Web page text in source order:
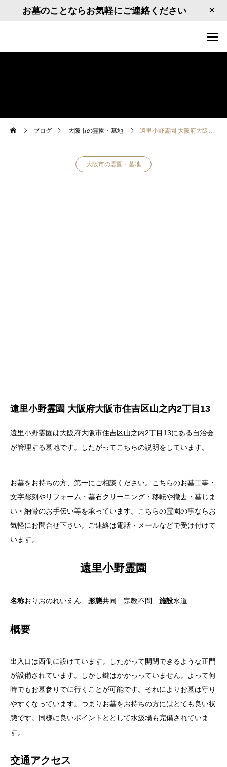
お墓のことならお気軽にご連絡ください
ブログ 大阪市の霊園・墓地 遠里小野霊園 大阪府大阪市住吉区山之内2丁目13
大阪市の霊園・墓地
遠里小野霊園 大阪府大阪市住吉区山之内2丁目13
遠里小野霊園は大阪府大阪市住吉区山之内2丁目13にある自治会
が管理する墓地です。したがってこちらの説明をしています。
お墓をお持ちの方、第一にご相談ください。こちらのお墓工事・
文字彫刻やリフォーム・墓石クリーニング・移転や撤去・墓じま
い・納骨のお手伝い等を承っています。こちらの霊園の事ならお
気軽にお問合せ下さい。ご連絡は電話・メールなどで受け付けて
います。
遠里小野霊園
名称おりおのれいえん 形態共同 宗教不問 施設水道
概要
出入口は西側に設けています。したがって開閉できるような正門
が設備されています。しかし鍵はかかっっていません。よって何
時でもお墓参りでに行くことが可能です。それによりお墓は守り
やすくなっています。つまりお墓をお持ちの方にはとても良い状
態です。同様に良いポイントととして水汲場も完備されていま
す。
交通アクセス